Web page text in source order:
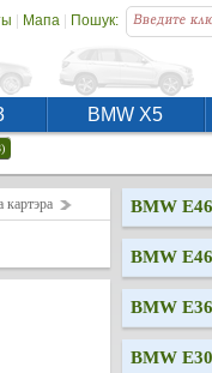
| Мапа| Пошук:
BMW X5
картэра BMW E46
BMW E46
BMW E36
BMW E30